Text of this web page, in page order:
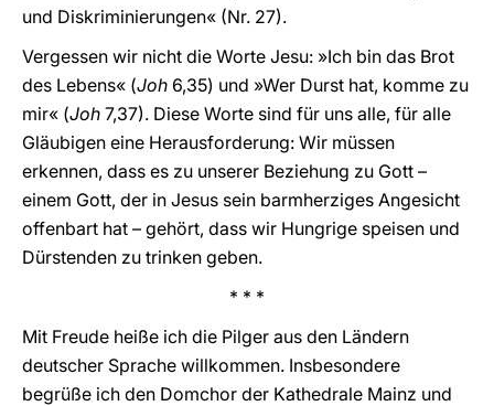
und Diskriminierungen« (Nr. 27).
Vergessen wir nicht die Worte Jesu: »Ich bin das Brot
des Lebens« (Joh 6,35) und »Wer Durst hat, komme zu
mir« (Joh 7,37). Diese Worte sind für uns alle, für alle
Gläubigen eine Herausforderung: Wir müssen
erkennen, dass es zu unserer Beziehung zu Gott –
einem Gott, der in Jesus sein barmherziges Angesicht
offenbart hat – gehört, dass wir Hungrige speisen und
Dürstenden zu trinken geben.
* * *
Mit Freude heiße ich die Pilger aus den Ländern
deutscher Sprache willkommen. Insbesondere
begrüße ich den Domchor der Kathedrale Mainz und